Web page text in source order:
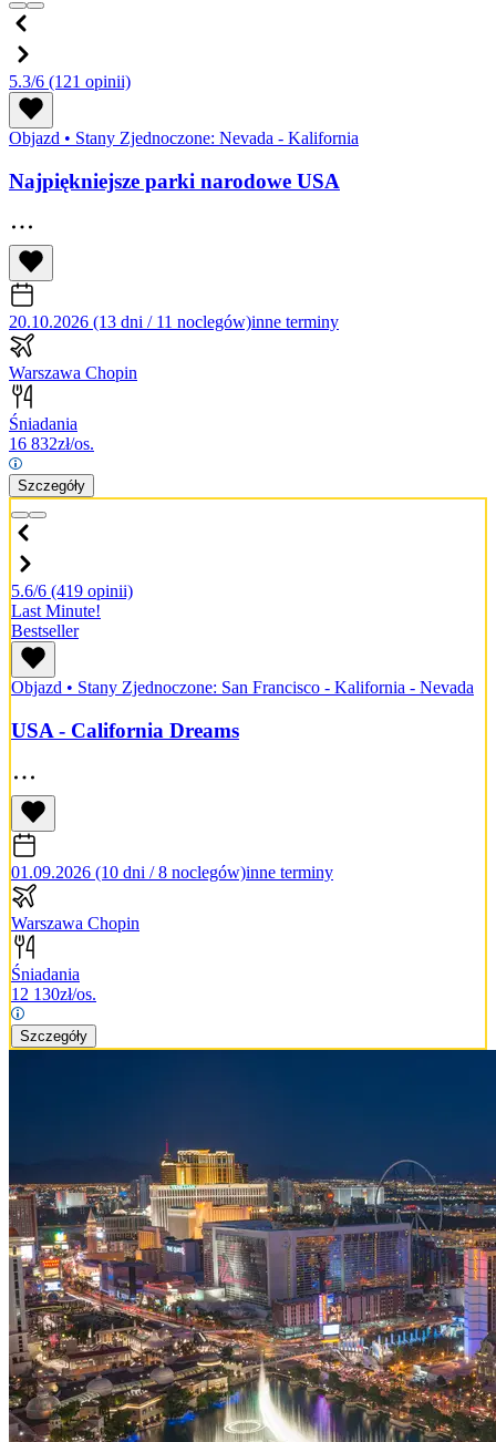
5.3/6 (121 opinii)
Objazd • Stany Zjednoczone: Nevada - Kalifornia
Najpiękniejsze parki narodowe USA
20.10.2026 (13 dni / 11 noclegów)inne terminy
Warszawa Chopin
Śniadania
16 832zł/os.
Szczegóły
5.6/6 (419 opinii)
Last Minute!
Bestseller
Objazd • Stany Zjednoczone: San Francisco - Kalifornia - Nevada
USA - California Dreams
01.09.2026 (10 dni / 8 noclegów)inne terminy
Warszawa Chopin
Śniadania
12 130zł/os.
Szczegóły